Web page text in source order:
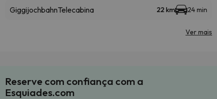
GiggijochbahnTelecabina 22 km 24 min
Ver mais
Reserve com confiança com a
Esquiades.com